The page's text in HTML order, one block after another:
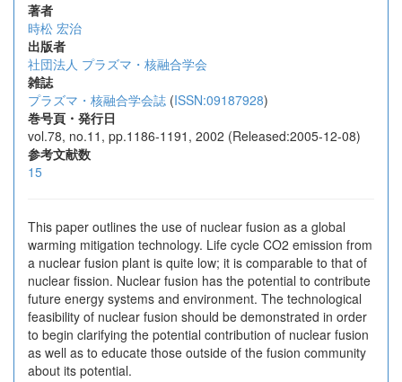
著者
時松 宏治
出版者
社団法人 プラズマ・核融合学会
雑誌
プラズマ・核融合学会誌 (ISSN:09187928)
巻号頁・発行日
vol.78, no.11, pp.1186-1191, 2002 (Released:2005-12-08)
参考文献数
15
This paper outlines the use of nuclear fusion as a global
warming mitigation technology. Life cycle CO2 emission from
a nuclear fusion plant is quite low; it is comparable to that of
nuclear fission. Nuclear fusion has the potential to contribute
future energy systems and environment. The technological
feasibility of nuclear fusion should be demonstrated in order
to begin clarifying the potential contribution of nuclear fusion
as well as to educate those outside of the fusion community
about its potential.